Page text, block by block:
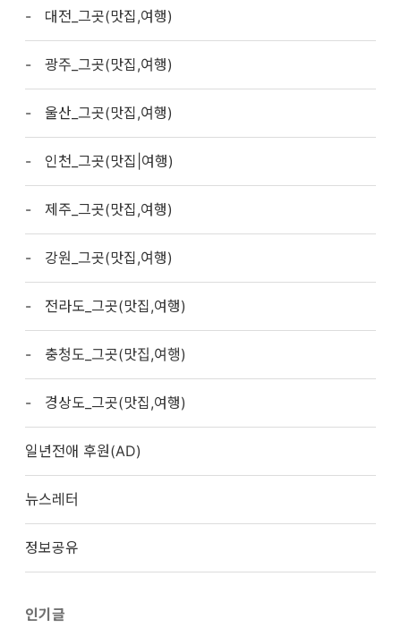
대전_그곳(맛집,여행)
광주_그곳(맛집,여행)
울산_그곳(맛집,여행)
인천_그곳(맛집|여행)
제주_그곳(맛집,여행)
강원_그곳(맛집,여행)
전라도_그곳(맛집,여행)
충청도_그곳(맛집,여행)
경상도_그곳(맛집,여행)
일년전애 후원(AD)
뉴스레터
정보공유
인기글